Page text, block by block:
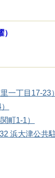
一丁目17-23）
町1-1）
浜大津公共